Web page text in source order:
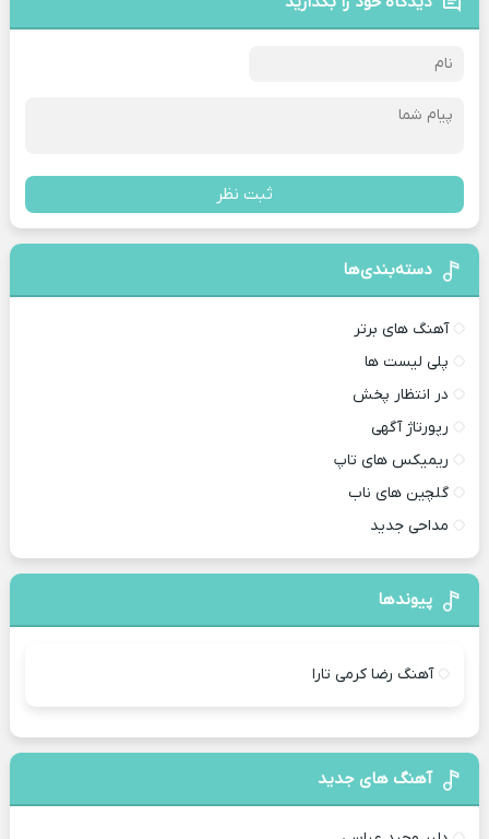
ثبت نظر
دسته‌بندی‌ها
آهنگ های برتر
پلی لیست ها
در انتظار پخش
رپورتاژ آگهی
ریمیکس های تاپ
گلچین های ناب
مداحی جدید
پیوندها
آهنگ رضا کرمی تارا
آهنگ های جدید